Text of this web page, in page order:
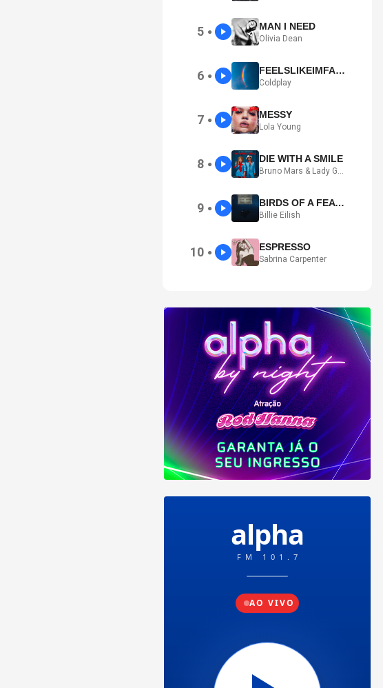
5 ● MAN I NEED
Olivia Dean
6 ● FEELSLIKEIMFALLINGINLOVE
Coldplay
7 ● MESSY
Lola Young
8 ● DIE WITH A SMILE
Bruno Mars & Lady Gaga
9 ● BIRDS OF A FEATHER
Billie Eilish
10 ● ESPRESSO
Sabrina Carpenter